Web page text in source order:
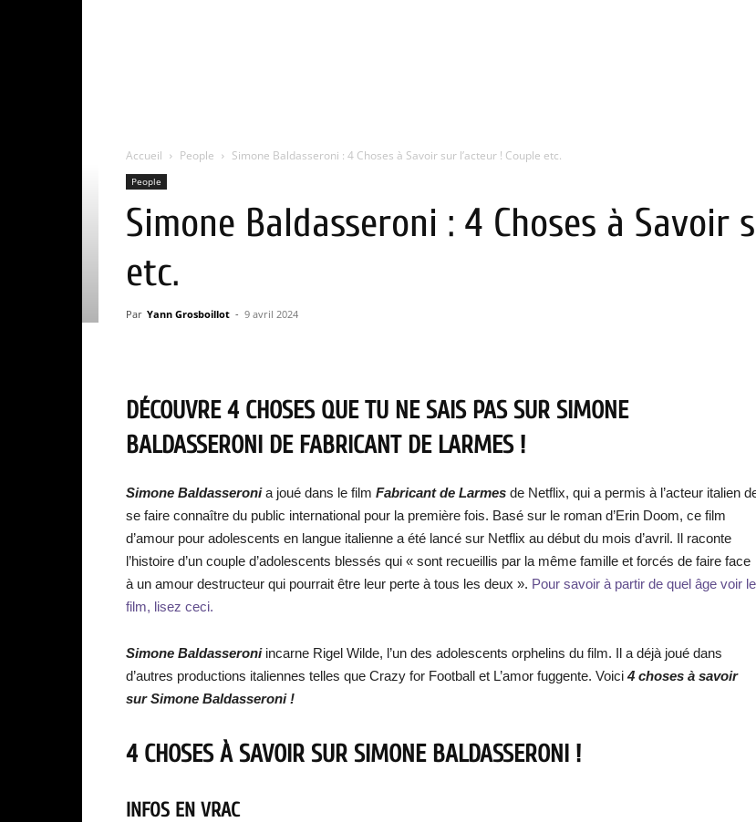
Accueil People Simone Baldasseroni : 4 Choses à Savoir sur l’acteur ! Couple etc.
People
Simone Baldasseroni : 4 Choses à Savoir
etc.
Par Yann Grosboillot - 9 avril 2024
DÉCOUVRE 4 CHOSES QUE TU NE SAIS PAS SUR SIMONE
BALDASSERONI DE FABRICANT DE LARMES !
Simone Baldasseronia joué dans le film Fabricant de Larmes de Netflix, qui a permis à l’acteur italien
se faire connaître du public international pour la première fois. Basé sur le roman d’Erin Doom, ce film
d’amour pour adolescents en langue italienne a été lancé sur Netflix au début du mois d’avril. Il raconte
l’histoire d’un couple d’adolescents blessés qui « sont recueillis par la même famille et forcés de faire face
à un amour destructeur qui pourrait être leur perte à tous les deux ». Pour savoir à partir de quel âge voir le
film, lisez ceci.
Simone Baldasseroniincarne Rigel Wilde, l’un des adolescents orphelins du film. Il a déjà joué dans
d’autres productions italiennes telles que Crazy for Football et L’amor fuggente. Voici4 choses à savoir
surSimone Baldasseroni!
4 CHOSES À SAVOIR SUR SIMONE BALDASSERONI !
INFOS EN VRAC